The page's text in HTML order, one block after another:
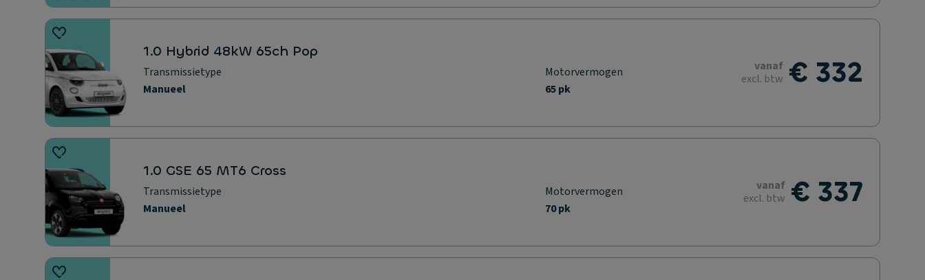
1.0 Hybrid 48kW 65ch Pop
Transmissietype
Manueel
Motorvermogen
65 pk
€ 332
vanaf
excl. btw
1.0 GSE 65 MT6 Cross
Transmissietype
Manueel
Motorvermogen
70 pk
€ 337
vanaf
excl. btw